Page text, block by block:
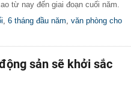
từ nay đến giai đoạn cuối năm.
6 tháng đầu năm văn phòng cho
sản sẽ khởi sắc